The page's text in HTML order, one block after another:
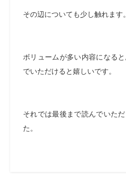
その辺についても少し触れます。
ボリュームが多い内容になる
でいただけると嬉しいです。
それでは最後まで読んでいた
た。